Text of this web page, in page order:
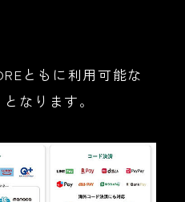
ともに利用可能な
なります。